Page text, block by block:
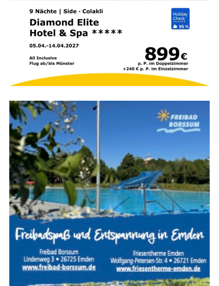
angeboten?
Strand­si­cher­heit:
sind aus­ge­bil­de­te Ret­tungs­schwim­mer vor Ort?
Medi­zi­ni­sche Ver­sor­gung:Wie schnell ist im Not­
fall der nächs­te Arzt oder ein Kran­ken­haus
erreichbar?
Zim­mer­aus­stat­tung:
Bie­tet das Hotel geräu­mi­ge
Fami­li­en­zim­mer mit Baby­aus­stat­tung (Git­ter­bett,
Baby­phon, Wasserkocher)?
Kuli­na­rik:Ste­hen meh­re­re À‑la-car­te-Restau­rants
zur Ver­fü­gung, um kuli­na­ri­sche Abwechs­lung zum
Buf­fet zu bieten?
Wäh­rend All-Inclu­si­ve extrem prak­tisch ist, schwankt die
Qua­li­tät der Buf­fets von Haus zu Haus. Wer mit Säug­lin­
gen oder Klein­kin­dern reist, soll­te zudem gezielt nach
ruhig gele­ge­nen Zim­mern mit zusätz­li­chen Rück­zugs­
mög­lich­kei­ten fragen.